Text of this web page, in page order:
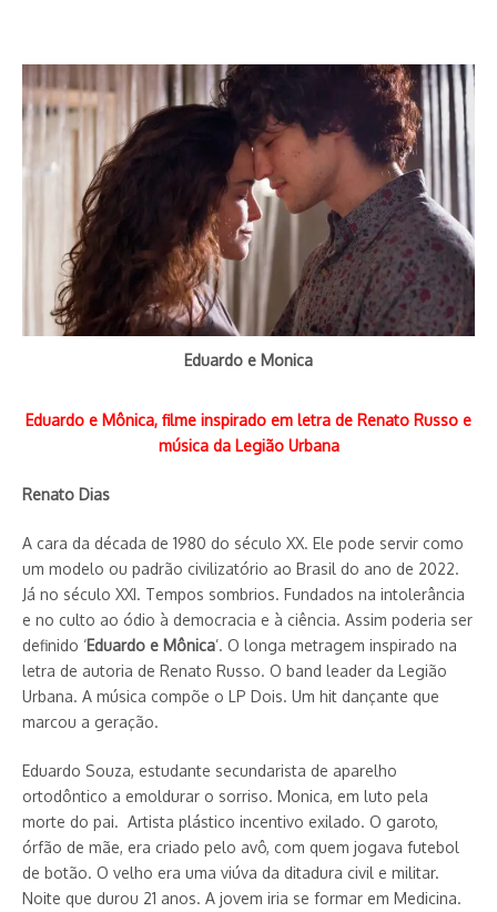
Eduardo e Monica
Eduardo e Mônica, filme inspirado em letra de Renato Russo e
música da Legião Urbana
Renato Dias
A cara da década de 1980 do século XX. Ele pode servir como
um modelo ou padrão civilizatório ao Brasil do ano de 2022.
Já no século XXI. Tempos sombrios. Fundados na intolerância
e no culto ao ódio à democracia e à ciência. Assim poderia ser
definido ‘Eduardo e Mônica’. O longa metragem inspirado na
letra de autoria de Renato Russo. O band leader da Legião
Urbana. A música compõe o LP Dois. Um hit dançante que
marcou a geração.
Eduardo Souza, estudante secundarista de aparelho
ortodôntico a emoldurar o sorriso. Monica, em luto pela
morte do pai. Artista plástico incentivo exilado. O garoto,
órfão de mãe, era criado pelo avô, com quem jogava futebol
de botão. O velho era uma viúva da ditadura civil e militar.
Noite que durou 21 anos. A jovem iria se formar em Medicina.